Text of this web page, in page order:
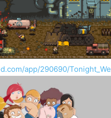
app/290690/